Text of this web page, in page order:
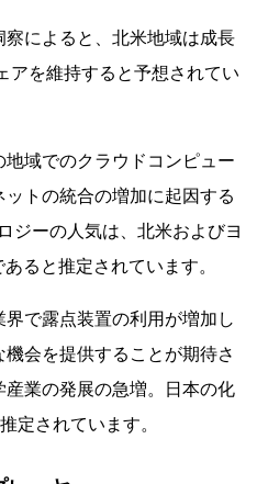
によると、北米地域は成長
アを維持すると予想されてい
域でのクラウドコンピュー
トの統合の増加に起因する
ジーの人気は、北米およびヨ
ると推定されています。
で露点装置の利用が増加し
会を提供することが期待さ
業の発展の急増。日本の化
定されています。